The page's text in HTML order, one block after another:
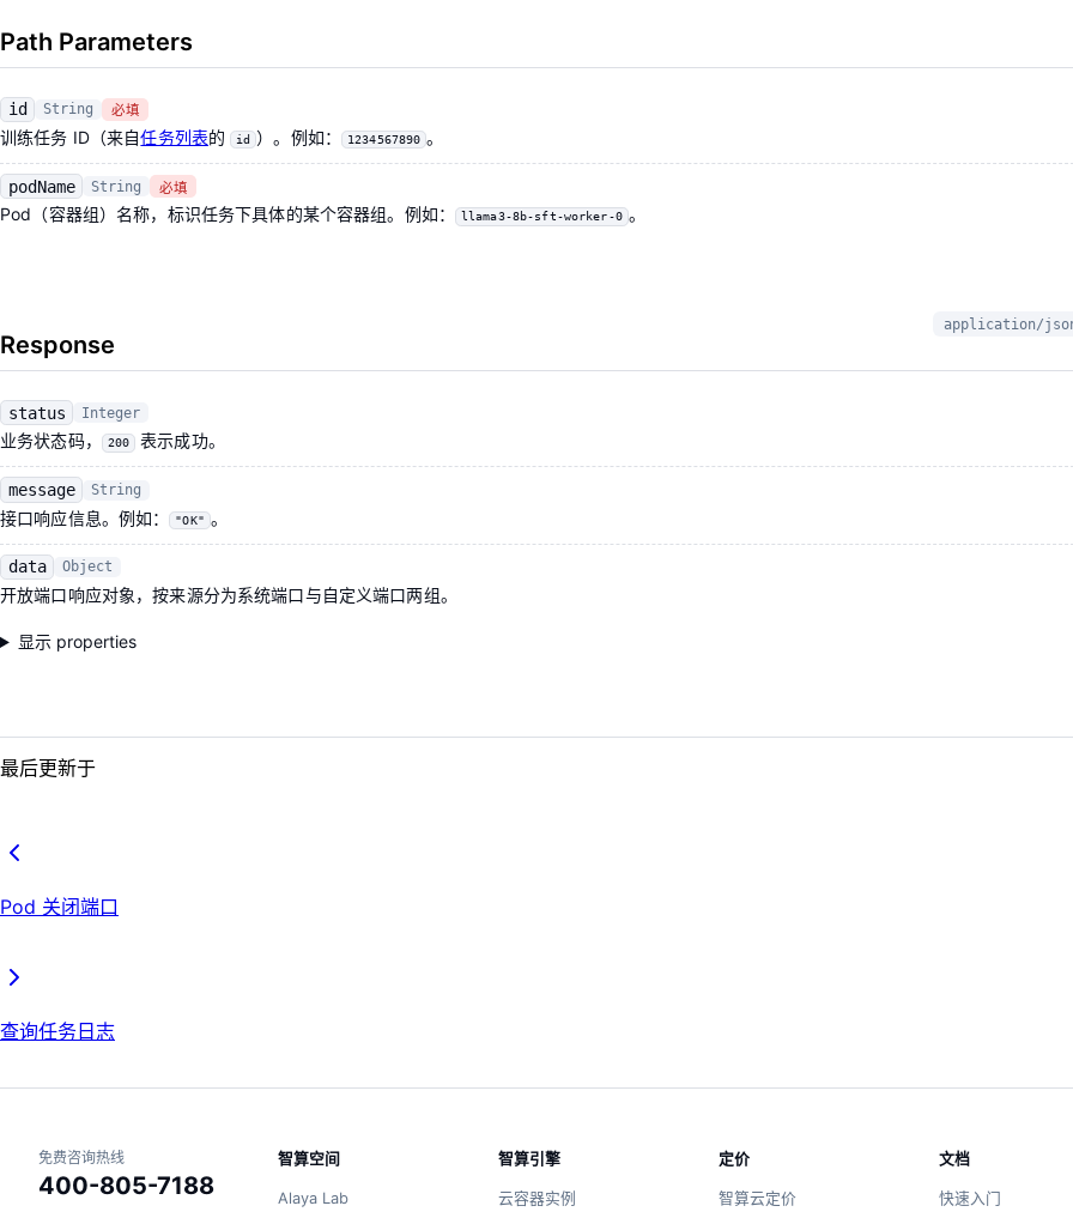
Path Parameters
id String 必填
训练任务 ID（来自任务列表的 id ）。例如： 1234567890 。
podName String 必填
Pod（容器组）名称，标识任务下具体的某个容器组。例如： llama3-8b-sft-worker-0 。
Response
application/
status Integer
业务状态码， 200 表示成功。
message String
接口响应信息。例如： "OK" 。
data Object
开放端口响应对象，按来源分为系统端口与自定义端口两组。
显示 properties
最后更新于
Pod 关闭端口
查询任务日志
免费咨询热线
400-805-7188
智算空间
Alaya Lab
智算引擎
云容器实例
定价
智算云定价
文档
快速入门